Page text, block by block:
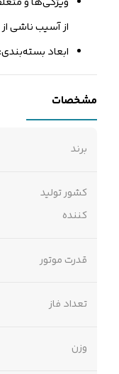
از آسیب ناشی
ابعاد بسته‌بندی: 435 × 205 × 235 میلی‌متر
مشخصات
برند
کشور تولید
کننده
قدرت موتور
تعداد فاز
وزن